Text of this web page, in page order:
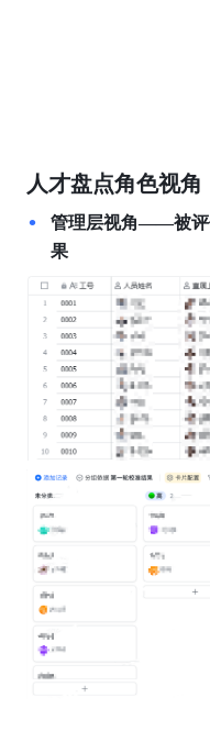
人才盘点角色视角
管理层视角——被评
果